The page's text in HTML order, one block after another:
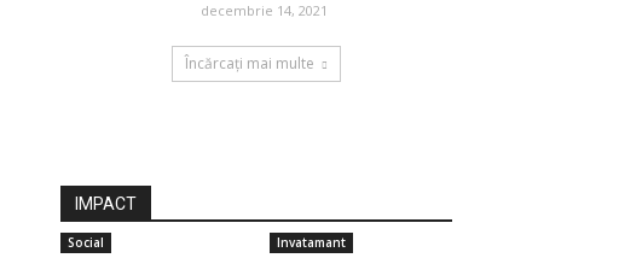
decembrie 14, 2021
Încărcați mai multe
IMPACT
Social Invatamant